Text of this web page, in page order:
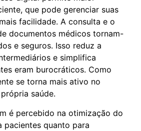
que pode gerenciar suas
facilidade. A consulta e o
documentos médicos tornam-
e seguros. Isso reduz a
e simplifica
eram burocráticos. Como
se torna mais ativo no
saúde.
é percebido na otimização do
pacientes quanto para